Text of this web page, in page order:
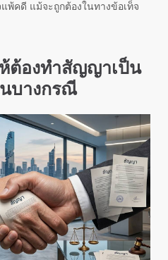
พ้คดี แม้จะถูกต้องในทางข้อเท็จ
ต้องทำสัญญาเป็น
บางกรณี